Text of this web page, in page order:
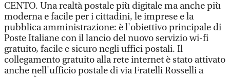
CENTO. Una realtà postale più digitale ma anche più
moderna e facile per i cittadini, le imprese e la
pubblica amministrazione: è l'obiettivo principale di
Poste Italiane con il lancio del nuovo servizio wi-fi
gratuito, facile e sicuro negli uffici postali. Il
collegamento gratuito alla rete internet è stato attivato
anche nell'ufficio postale di via Fratelli Rosselli a